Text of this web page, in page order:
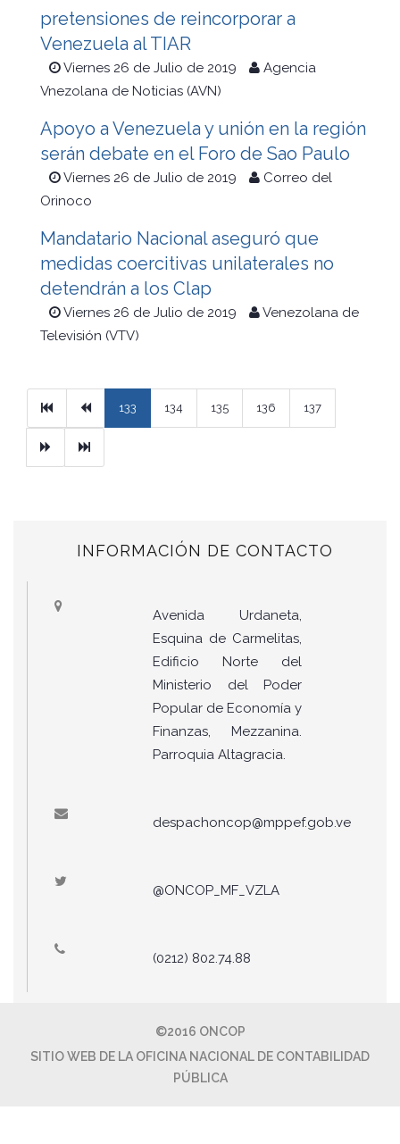
pretensiones de reincorporar a
Venezuela al TIAR
Viernes 26 de Julio de 2019
Agencia
Vnezolana de Noticias (AVN)
Apoyo a Venezuela y unión en la región
serán debate en el Foro de Sao Paulo
Viernes 26 de Julio de 2019
Correo del
Orinoco
Mandatario Nacional aseguró que
medidas coercitivas unilaterales no
detendrán a los Clap
Viernes 26 de Julio de 2019
Venezolana de
Televisión (VTV)
PrimeraPrevious
133 134 135 136 137
Ultimo
INFORMACIÓN DE CONTACTO
Avenida Urdaneta,
Esquina de Carmelitas,
Edificio Norte del
Ministerio del Poder
Popular de Economía y
Finanzas, Mezzanina.
Parroquia Altagracia.
despachoncop@mppef.gob.ve
@ONCOP_MF_VZLA
(0212) 802.74.88
©2016 ONCOP
SITIO WEB DE LA OFICINA NACIONAL DE CONTABILIDAD
PÚBLICA